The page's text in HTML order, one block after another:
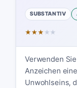
SUBSTANTIV
★★★ ★ ★
Verwenden
Anzeichen
Unwohlseins,